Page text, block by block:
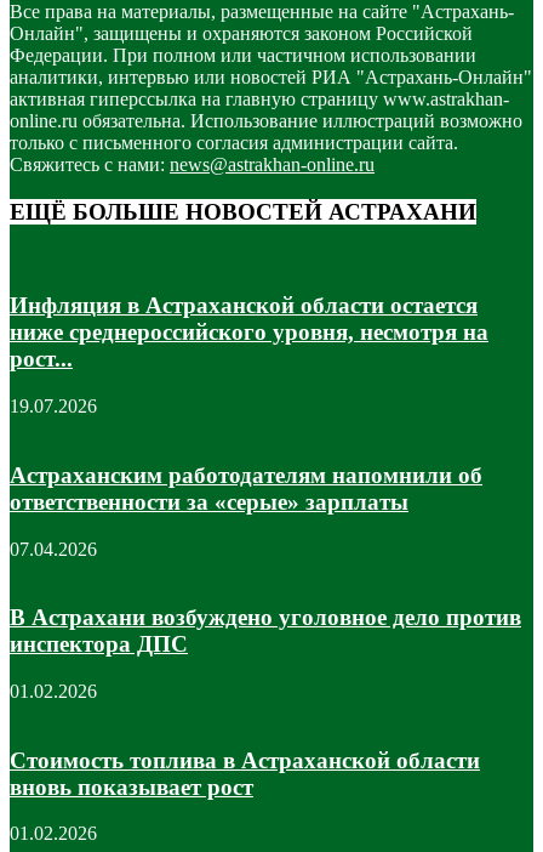
Все права на материалы, размещенные на сайте "Астрахань-
Онлайн", защищены и охраняются законом Российской
Федерации. При полном или частичном использовании
аналитики, интервью или новостей РИА "Астрахань-Онлайн"
активная гиперссылка на главную страницу www.astrakhan-
online.ru обязательна. Использование иллюстраций возможно
только с письменного согласия администрации сайта.
Свяжитесь с нами: news@astrakhan-online.ru
ЕЩЁ БОЛЬШЕ НОВОСТЕЙ АСТРАХАНИ
Инфляция в Астраханской области остается
ниже среднероссийского уровня, несмотря на
рост...
19.07.2026
Астраханским работодателям напомнили об
ответственности за «серые» зарплаты
07.04.2026
В Астрахани возбуждено уголовное дело против
инспектора ДПС
01.02.2026
Стоимость топлива в Астраханской области
вновь показывает рост
01.02.2026